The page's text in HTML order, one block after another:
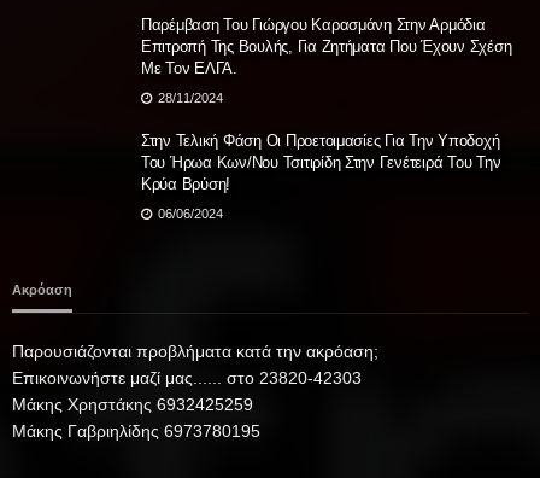
Παρέμβαση Του Γιώργου Καρασμάνη Στην Αρμόδια
Επιτροπή Της Βουλής, Για Ζητήματα Που Έχουν Σχέση
Με Τον ΕΛΓΑ.
28/11/2024
Στην Τελική Φάση Οι Προετοιμασίες Για Την Υποδοχή
Του Ήρωα Κων/νου Τσιτιρίδη Στην Γενέτειρά Του Την
Κρύα Βρύση!
06/06/2024
Ακρόαση
Παρουσιάζονται προβλήματα κατά την ακρόαση;
Επικοινωνήστε μαζί μας...... στο 23820-42303
Μάκης Χρηστάκης 6932425259
Μάκης Γαβριηλίδης 6973780195